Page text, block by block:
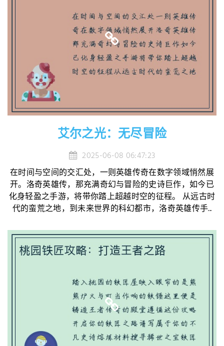
艾尔之光：无尽冒险
2025-06-08 06:47:23
在时间与空间的交汇处，一则英雄传奇在数字领域悄然展
开。洛奇英雄传，那充满奇幻与冒险的史诗巨作，如今已
化身轻盈之手游，将带你踏上超越时空的征程。 从远古时
代的蛮荒之地，到未来世界的科幻都市，洛奇英雄传手...